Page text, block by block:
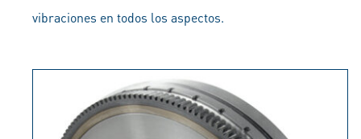
vibraciones en todos los aspectos.